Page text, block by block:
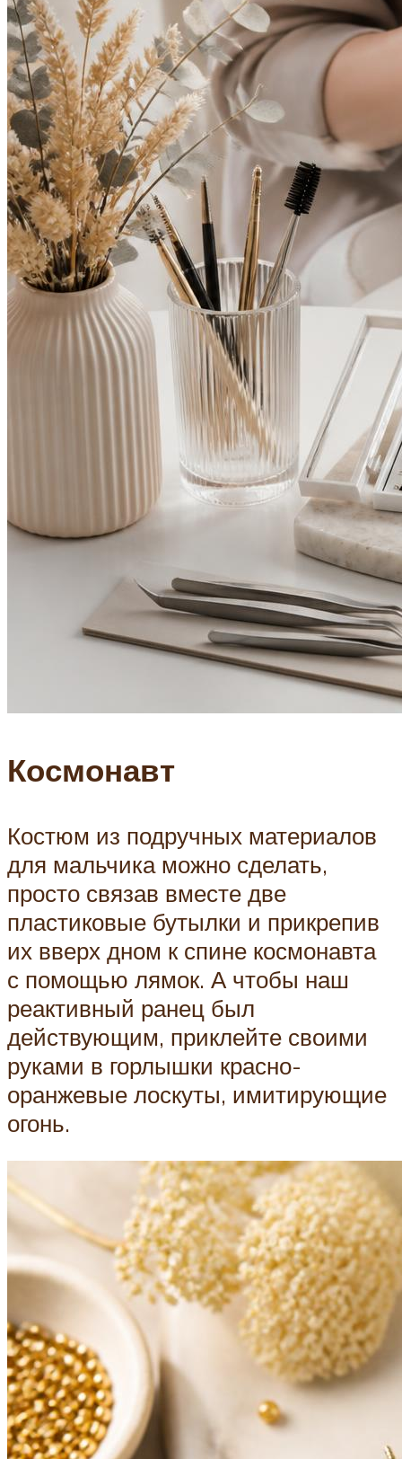
Космонавт
Костюм из подручных материалов
для мальчика можно сделать,
просто связав вместе две
пластиковые бутылки и прикрепив
их вверх дном к спине космонавта
с помощью лямок. А чтобы наш
реактивный ранец был
действующим, приклейте своими
руками в горлышки красно-
оранжевые лоскуты, имитирующие
огонь.